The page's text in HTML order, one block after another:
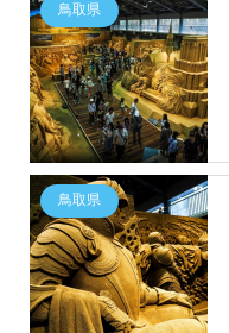
鳥取県
鳥取県